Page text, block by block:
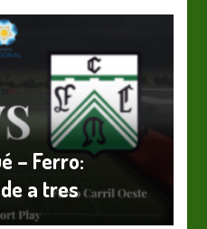
– Ferro:
a tres
idea de retomar
entusiasma